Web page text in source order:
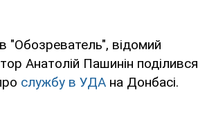
"Обозреватель", відомий
Анатолій Пашинін поділився
службу в УДА на Донбасі.